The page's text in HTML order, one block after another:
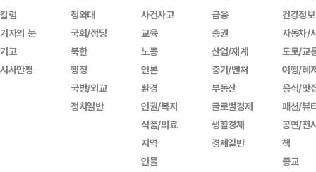
칼럼
기자의 눈
기고
시사만평
청와대
국회/정당
북한
행정
국방/외교
정치일반
사건사고
교육
노동
언론
환경
인권/복지
식품/의료
지역
인물
금융
증권
산업/재계
중기/벤처
부동산
글로벌경제
생활경제
경제일반
건강정보
자동차/
도로/교
여행/레
음식/맛
패션/뷰
공연/전
책
종교